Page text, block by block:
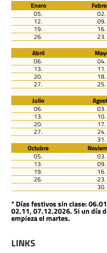
Enero
05.
02.
12. 09.
19. 16.
26. 23.
Abril
06.
04.
13. 11.
20. 18.
27. 25.
Julio
06.
03.
13. 10.
20. 17.
27. 24.
31.
Octubre
05.
03.
13. 09.
19. 16.
26. 23.
30.
* Días festivos sin clase:
02.11, 07.12.2026. Si un día
empieza el martes.
LINKS